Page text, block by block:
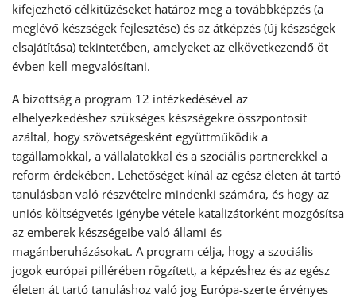
kifejezhető célkitűzéseket határoz meg a továbbképzés (a
meglévő készségek fejlesztése) és az átképzés (új készségek
elsajátítása) tekintetében, amelyeket az elkövetkezendő öt
évben kell megvalósítani.
A bizottság a program 12 intézkedésével az
elhelyezkedéshez szükséges készségekre összpontosít
azáltal, hogy szövetségesként együttműködik a
tagállamokkal, a vállalatokkal és a szociális partnerekkel a
reform érdekében. Lehetőséget kínál az egész életen át tartó
tanulásban való részvételre mindenki számára, és hogy az
uniós költségvetés igénybe vétele katalizátorként mozgósítsa
az emberek készségeibe való állami és
magánberuházásokat. A program célja, hogy a szociális
jogok európai pillérében rögzített, a képzéshez és az egész
életen át tartó tanuláshoz való jog Európa-szerte érvényes